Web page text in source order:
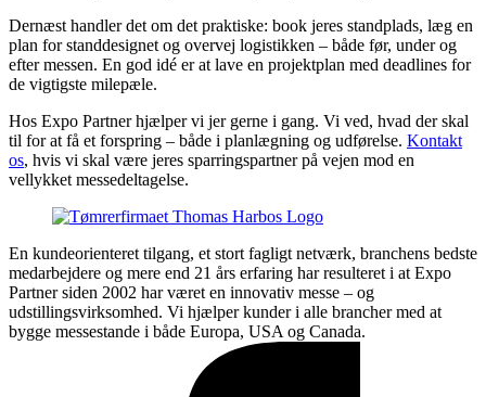
Dernæst handler det om det praktiske: book jeres standplads, læg en
plan for standdesignet og overvej logistikken – både før, under og
efter messen. En god idé er at lave en projektplan med deadlines for
de vigtigste milepæle.
Hos Expo Partner hjælper vi jer gerne i gang. Vi ved, hvad der skal
til for at få et forspring – både i planlægning og udførelse. Kontakt
os, hvis vi skal være jeres sparringspartner på vejen mod en
vellykket messedeltagelse.
En kundeorienteret tilgang, et stort fagligt netværk, branchens bedste
medarbejdere og mere end 21 års erfaring har resulteret i at Expo
Partner siden 2002 har været en innovativ messe – og
udstillingsvirksomhed. Vi hjælper kunder i alle brancher med at
bygge messestande i både Europa, USA og Canada.